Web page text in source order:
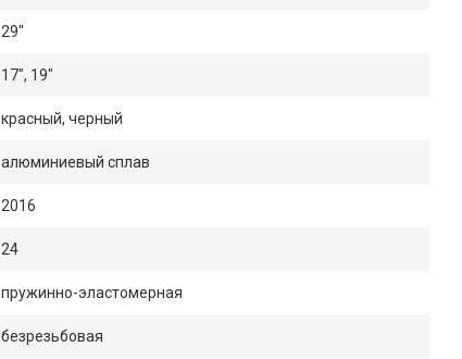
29"
17", 19"
красный, черный
алюминиевый сплав
2016
24
пружинно-эластомерная
безрезьбовая